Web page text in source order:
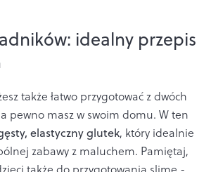
idealny przepis
także łatwo przygotować z dwóch
pewno masz w swoim domu. W ten
elastyczny glutek, który idealnie
zabawy z maluchem. Pamiętaj,